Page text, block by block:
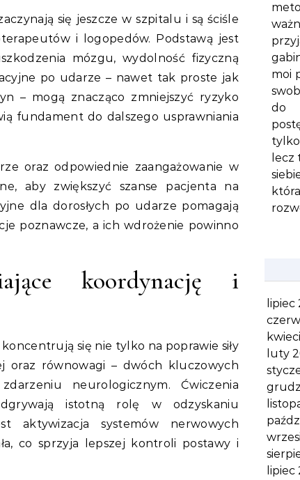
się jeszcze w szpitalu i są ściśle
i logopedów. Podstawą jest
mózgu, wydolność fizyczną
po udarze – nawet tak proste jak
– mogą znacząco zmniejszyć ryzyko
fundament do dalszego usprawniania
oraz odpowiednie zaangażowanie w
aby zwiększyć szanse pacjenta na
dla dorosłych po udarze pomagają
poznawcze, a ich wdrożenie powinno
koordynację i
się nie tylko na poprawie siły
oraz równowagi – dwóch kluczowych
neurologicznym. Ćwiczenia
istotną rolę w odzyskaniu
aktywizacja systemów nerwowych
co sprzyja lepszej kontroli postawy i
moi
do
lecz
lipiec
luty
lipiec